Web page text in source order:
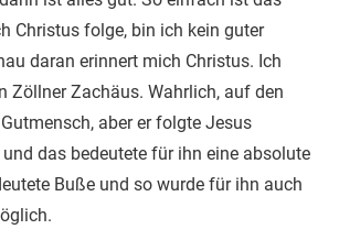
Christus folge, bin ich kein guter
daran erinnert mich Christus. Ich
Zöllner Zachäus. Wahrlich, auf den
aber er folgte Jesus
das bedeutete für ihn eine absolute
Buße und so wurde für ihn auch